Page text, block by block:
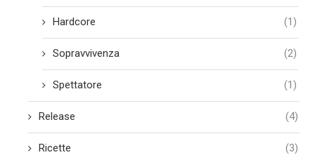
Hardcore (1)
Sopravvivenza (2)
Spettatore (1)
Release (4)
Ricette (3)